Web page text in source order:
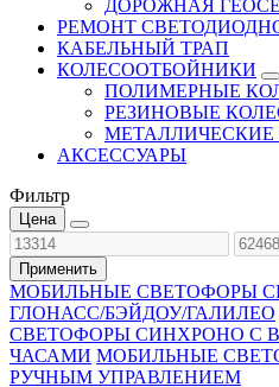
ДОРОЖНАЯ
РЕМОНТ
КАБЕЛЬНЫЙ ТРАП
КОЛЕСООТБОЙНИКИ
ПОЛИМЕРНЫЕ
РЕЗИНОВЫЕ
АКСЕССУАРЫ
Фильтр
Цена
Применить
МОБИЛЬНЫЕ СВЕТОФОРЫ
ГЛОНАСС/БЭЙДОУ/ГАЛИЛЕО
СВЕТОФОРЫ СИНХРОНО С
ЧАСАМИ МОБИЛЬНЫЕ
РУЧНЫМ УПРАВЛЕНИЕМ